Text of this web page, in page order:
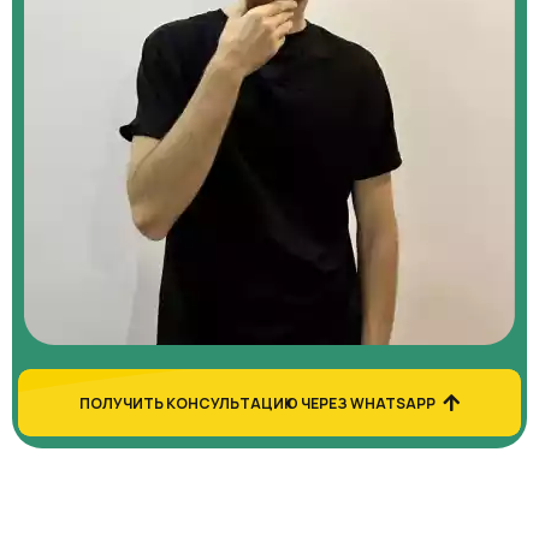
ПОЛУЧИТЬ КОНСУЛЬТАЦИЮ ЧЕРЕЗ WHATSAPP